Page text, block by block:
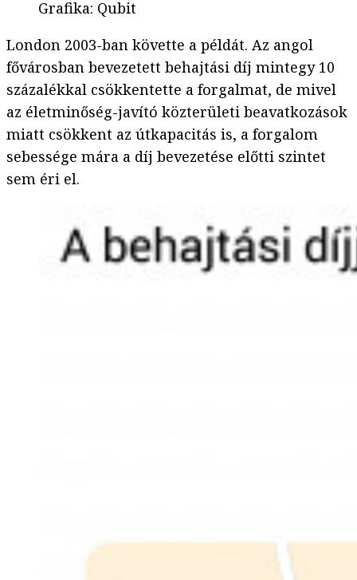
Grafika: Qubit
London 2003-ban követte a példát. Az angol
fővárosban bevezetett behajtási díj mintegy 10
százalékkal csökkentette a forgalmat, de mivel
az életminőség-javító közterületi beavatkozások
miatt csökkent az útkapacitás is, a forgalom
sebessége mára a díj bevezetése előtti szintet
sem éri el.